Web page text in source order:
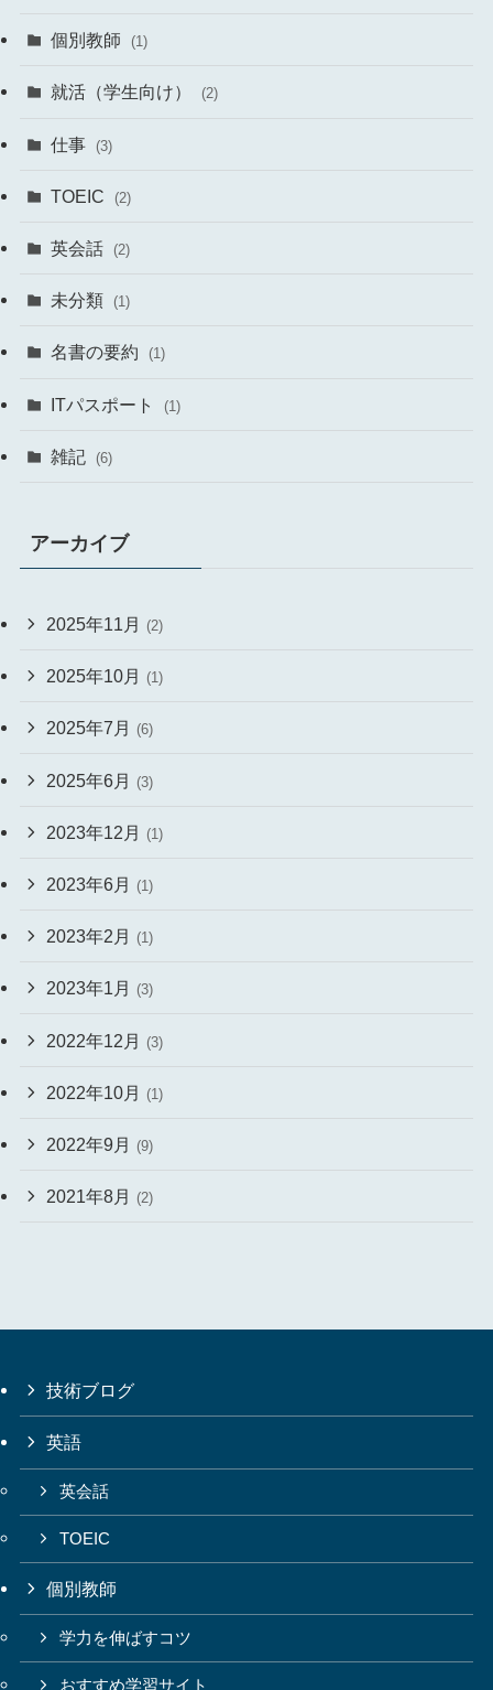
個別教師 (1)
就活（学生向け） (2)
仕事 (3)
TOEIC (2)
英会話 (2)
未分類 (1)
名書の要約 (1)
ITパスポート (1)
雑記 (6)
アーカイブ
2025年11月 (2)
2025年10月 (1)
2025年7月 (6)
2025年6月 (3)
2023年12月 (1)
2023年6月 (1)
2023年2月 (1)
2023年1月 (3)
2022年12月 (3)
2022年10月 (1)
2022年9月 (9)
2021年8月 (2)
技術ブログ
英語
英会話
TOEIC
個別教師
学力を伸ばすコツ
おすすめ学習サイト